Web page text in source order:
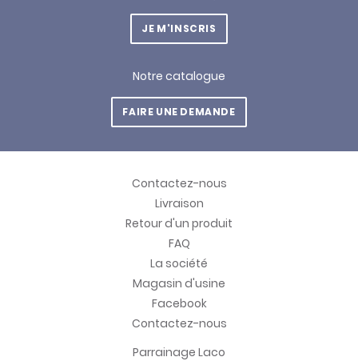
JE M'INSCRIS
Notre catalogue
FAIRE UNE DEMANDE
Contactez-nous
Livraison
Retour d'un produit
FAQ
La société
Magasin d'usine
Facebook
Contactez-nous
Parrainage Laco